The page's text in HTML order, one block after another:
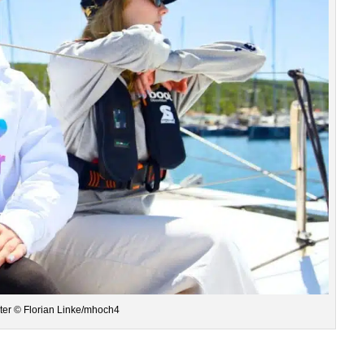
© Flo­rian Linke/mhoch4